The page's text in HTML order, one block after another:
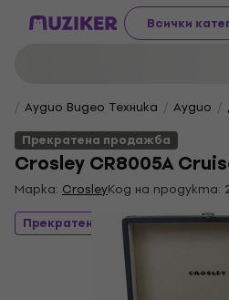
Всички
Аудио Видео Техника Аудио
Прекратена продажба
Crosley CR8005A
Марка: CrosleyКод на продукта:
Прекратена продажба